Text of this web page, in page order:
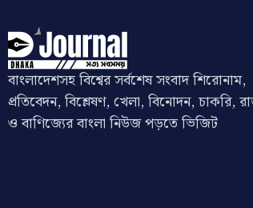
বাংলাদেশসহ বিশ্বের সর্বশেষ সংবাদ শিরোনাম,
প্রতিবেদন, বিশ্লেষণ, খেলা, বিনোদন, চাকরি,
ও বাণিজ্যের বাংলা নিউজ পড়তে ভিজিট